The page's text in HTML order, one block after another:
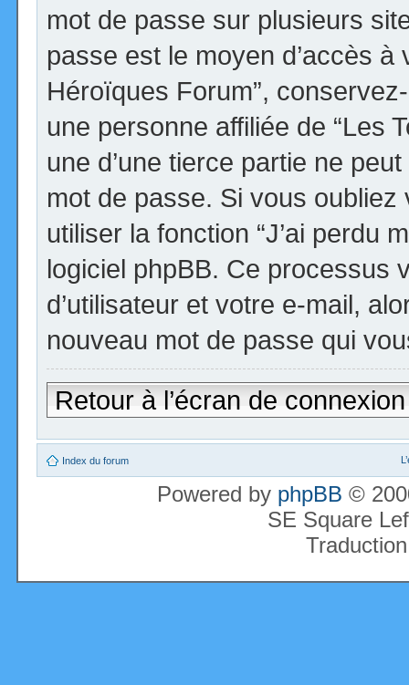
mot de passe sur plusieurs
passe est le moyen d’accès à
Héroïques Forum”,
une personne affiliée de “Les
une d’une tierce partie ne
mot de passe. Si vous
utiliser la fonction “J’ai perdu
logiciel phpBB. Ce processus
d’utilisateur et votre e-mail,
nouveau mot de passe qui
Retour à l’écran de connexion
Index du forum
Powered by phpBB ©
SE Square